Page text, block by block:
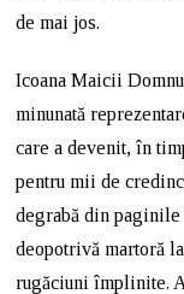
de mai jos.
Icoana Maicii
minunată
care a devenit, în
pentru mii de
degrabă din paginile
deopotrivă martoră
rugăciuni împlinite.